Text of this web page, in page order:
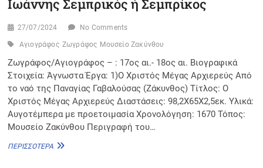
Ιωάννης Σεμπρικός ή Σεμπρίκος
27/07/2024 No Comments
Αγιογράφος Ζωγράφος Μουσείο Ζακύνθου
Ζωγράφος/Αγιογράφος – : 17ος αι.- 18ος αι. Βιογραφικά
Στοιχεία: Άγνωστα Έργα: 1)Ο Χριστός Μέγας Αρχιερεύς Από
το ναό της Παναγίας Γαβαλούσας (Ζάκυνθος) Τίτλος: Ο
Χριστός Μέγας Αρχιερεύς Διαστάσεις: 98,2Χ65Χ2,5εκ. Υλικά:
Αυγοτέμπερα με προετοιμασία Χρονολόγηση: 1670 Τόπος:
Μουσείο Ζακύνθου Περιγραφή του…
ΠΕΡΙΣΣΌΤΕΡΑ ΙΩΆΝΝΗΣ